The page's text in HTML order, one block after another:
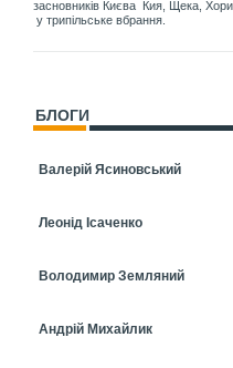
засновників Києва Кия, Щека,
у трипільське вбрання.
БЛОГИ
Валерій Ясиновський
Леонід Ісаченко
Володимир Земляний
Андрій Михайлик